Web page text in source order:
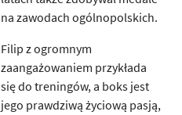
na zawodach ogólnopolskich.
Filip z ogromnym
zaangażowaniem przykłada
się do treningów, a boks jest
jego prawdziwą życiową pasją,